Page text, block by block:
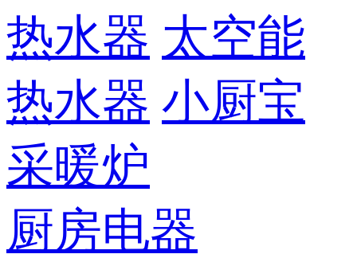
热水器 太空能
热水器 小厨宝
采暖炉
厨房电器